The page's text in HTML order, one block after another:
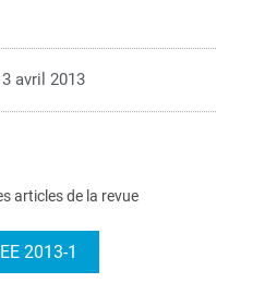
3 avril 2013
articles de la revue
2013-1